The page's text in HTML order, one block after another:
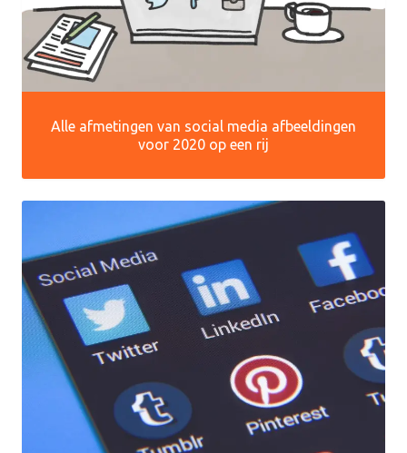
Alle afmetingen van social media afbeeldingen
voor 2020 op een rij